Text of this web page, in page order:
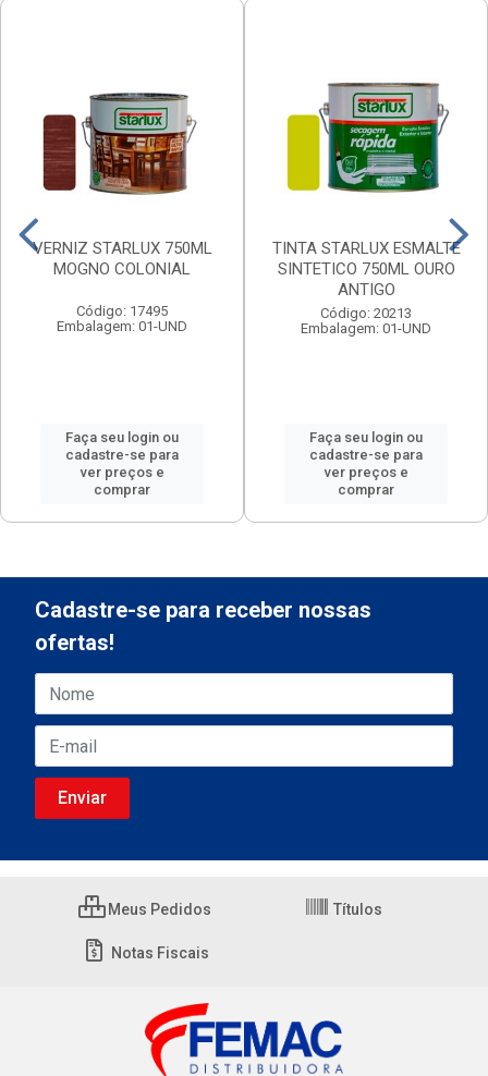
VERNIZ STARLUX 750ML
MOGNO COLONIAL
Código: 17495
Embalagem: 01-UND
Faça seu login ou
cadastre-se para
ver preços e
comprar
TINTA STARLUX ESMALTE
SINTETICO 750ML OURO
ANTIGO
Código: 20213
Embalagem: 01-UND
Faça seu login ou
cadastre-se para
ver preços e
comprar
Cadastre-se para receber nossas
ofertas!
Meus Pedidos Títulos
Notas Fiscais